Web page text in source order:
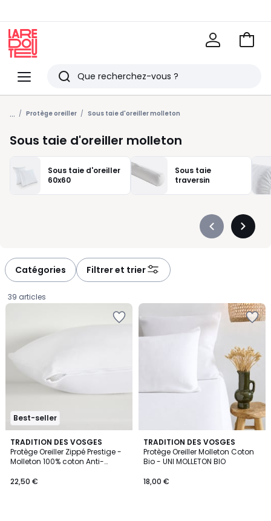
Menu
Redoute
Rechercher
Derniers
articles
vus
Voir
... Protège oreiller Sous taie d'oreiller molleton
Sous taie d'oreiller molleton
Sous taie d'oreiller
60x60
Sous taie
traversin
Précédent
Catégories Filtrer et trier
39 articles
Best-seller
TRADITION DES VOSGES
Protège Oreiller Zippé Prestige -
Molleton 100% coton Anti-
€.
22,50 €
TRADITION DES VOSGES
Protège Oreiller Molleton Coton
Bio - UNI MOLLETON BIO
18,00 €
1
/
5